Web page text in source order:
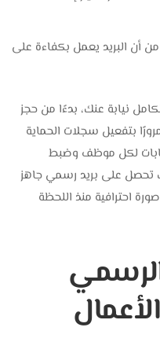
من أن البريد يعمل بكفاءة على
نيابة عنك، بدءًا من حجز
بتفعيل سجلات الحماية
لكل موظف وضبط
تحصل على بريد رسمي جاهز
احترافية منذ اللحظة
الرسمي